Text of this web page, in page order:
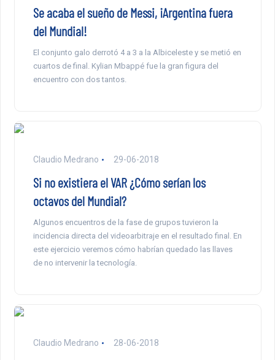
Se acaba el sueño de Messi, ¡Argentina fuera
del Mundial!
El conjunto galo derrotó 4 a 3 a la Albiceleste y se metió en
cuartos de final. Kylian Mbappé fue la gran figura del
encuentro con dos tantos.
Claudio Medrano 29-06-2018
Si no existiera el VAR ¿Cómo serían los
octavos del Mundial?
Algunos encuentros de la fase de grupos tuvieron la
incidencia directa del videoarbitraje en el resultado final. En
este ejercicio veremos cómo habrían quedado las llaves
de no intervenir la tecnología.
Claudio Medrano 28-06-2018